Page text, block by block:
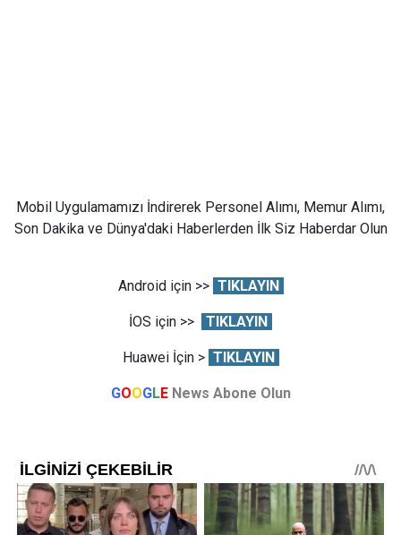
Mobil Uygulamamızı İndirerek Personel Alımı, Memur Alımı,
Son Dakika ve Dünya'daki Haberlerden İlk Siz Haberdar Olun
Android için >> TIKLAYIN
İOS için >> TIKLAYIN
Huawei İçin > TIKLAYIN
GOOGLE News Abone Olun